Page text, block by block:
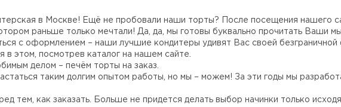
в Москве! Ещё не пробовали наши торты? После посещения нашего
раньше только мечтали! Да, да, мы готовы буквально прочитать Ваши
с оформлением – наши лучшие кондитеры удивят Вас своей
в этом, посмотрев каталог на нашем сайте.
делом – печём торты на заказ.
таким долгим опытом работы, но мы – можем! За эти годы мы
тем, как заказать. Больше не придется делать выбор начинки только